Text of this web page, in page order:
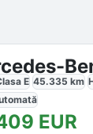
E 45.335 km
EUR